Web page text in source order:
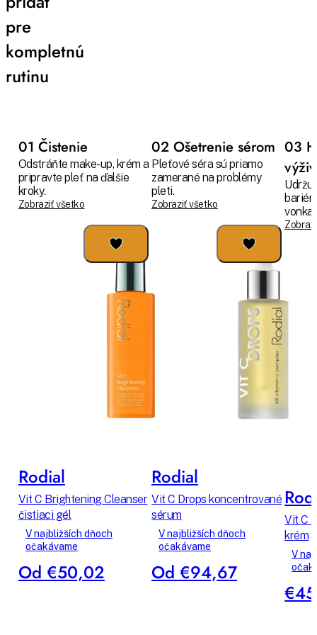
pre
kompletnú
rutinu
01 Čistenie
Odstráňte make-up, krém a
pripravte pleť na ďalšie
kroky.
Zobraziť všetko
Rodial
Vit C Brightening Cleanser
čistiaci gél
V najbližších dňoch
očakávame
Od €50,02
02 Ošetrenie sérom
Pleťové séra sú priamo
zamerané na problémy
pleti.
Zobraziť všetko
Rodial
Vit C Drops koncentrované
sérum
V najbližších dňoch
očakávame
Od €94,67
03
Vit C
krém
V